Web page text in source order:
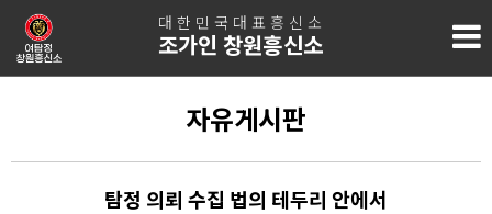
대한민국대표흥신소
조가인 창원흥신소
자유게시판
탐정 의뢰 수집 법의 테두리 안에서